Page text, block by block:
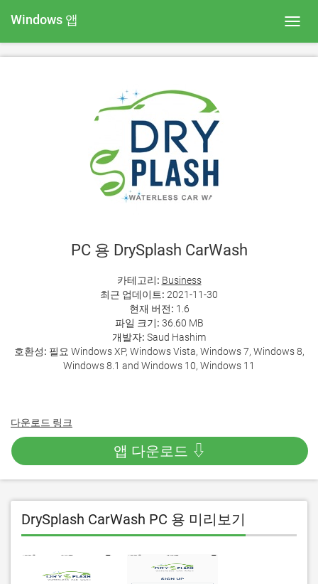
Windows 앱
PC 용 DrySplash CarWash
카테고리: Business
최근 업데이트: 2021-11-30
현재 버전: 1.6
파일 크기: 36.60 MB
개발자: Saud Hashim
호환성: 필요 Windows XP, Windows Vista, Windows 7, Windows 8,
Windows 8.1 and Windows 10, Windows 11
다운로드 링크
앱 다운로드 ⇩
DrySplash CarWash PC 용 미리보기